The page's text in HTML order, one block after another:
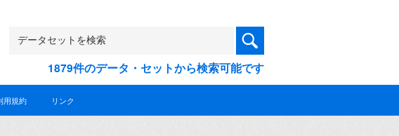
1879件のデータ・セットから検索可能です
用規約 リンク